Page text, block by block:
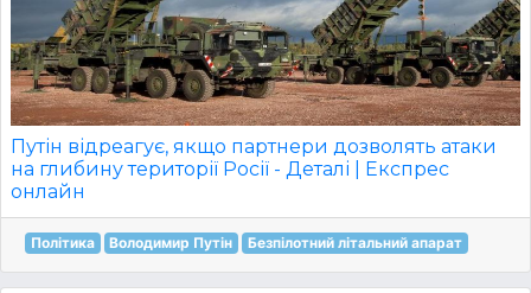
Путін відреагує, якщо партнери дозволять атаки
на глибину території Росії - Деталі | Експрес
онлайн
Політика Володимир Путін Безпілотний літальний апарат